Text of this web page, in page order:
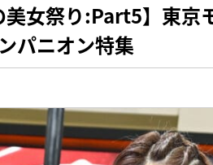
女祭り:Part5】東京
パニオン特集